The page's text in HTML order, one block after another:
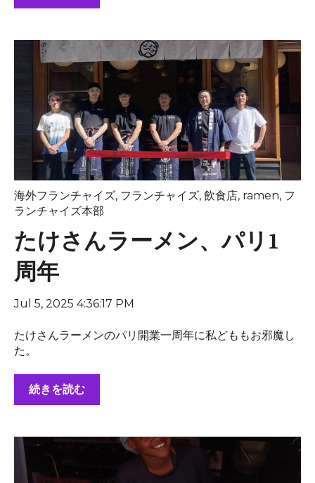
海外フランチャイズ, フランチャイズ, 飲食店, ramen, フ
ランチャイズ本部
たけさんラーメン、パリ1
周年
Jul 5, 2025 4:36:17 PM
たけさんラーメンのパリ開業一周年に私どももお邪魔し
た。
続きを読む